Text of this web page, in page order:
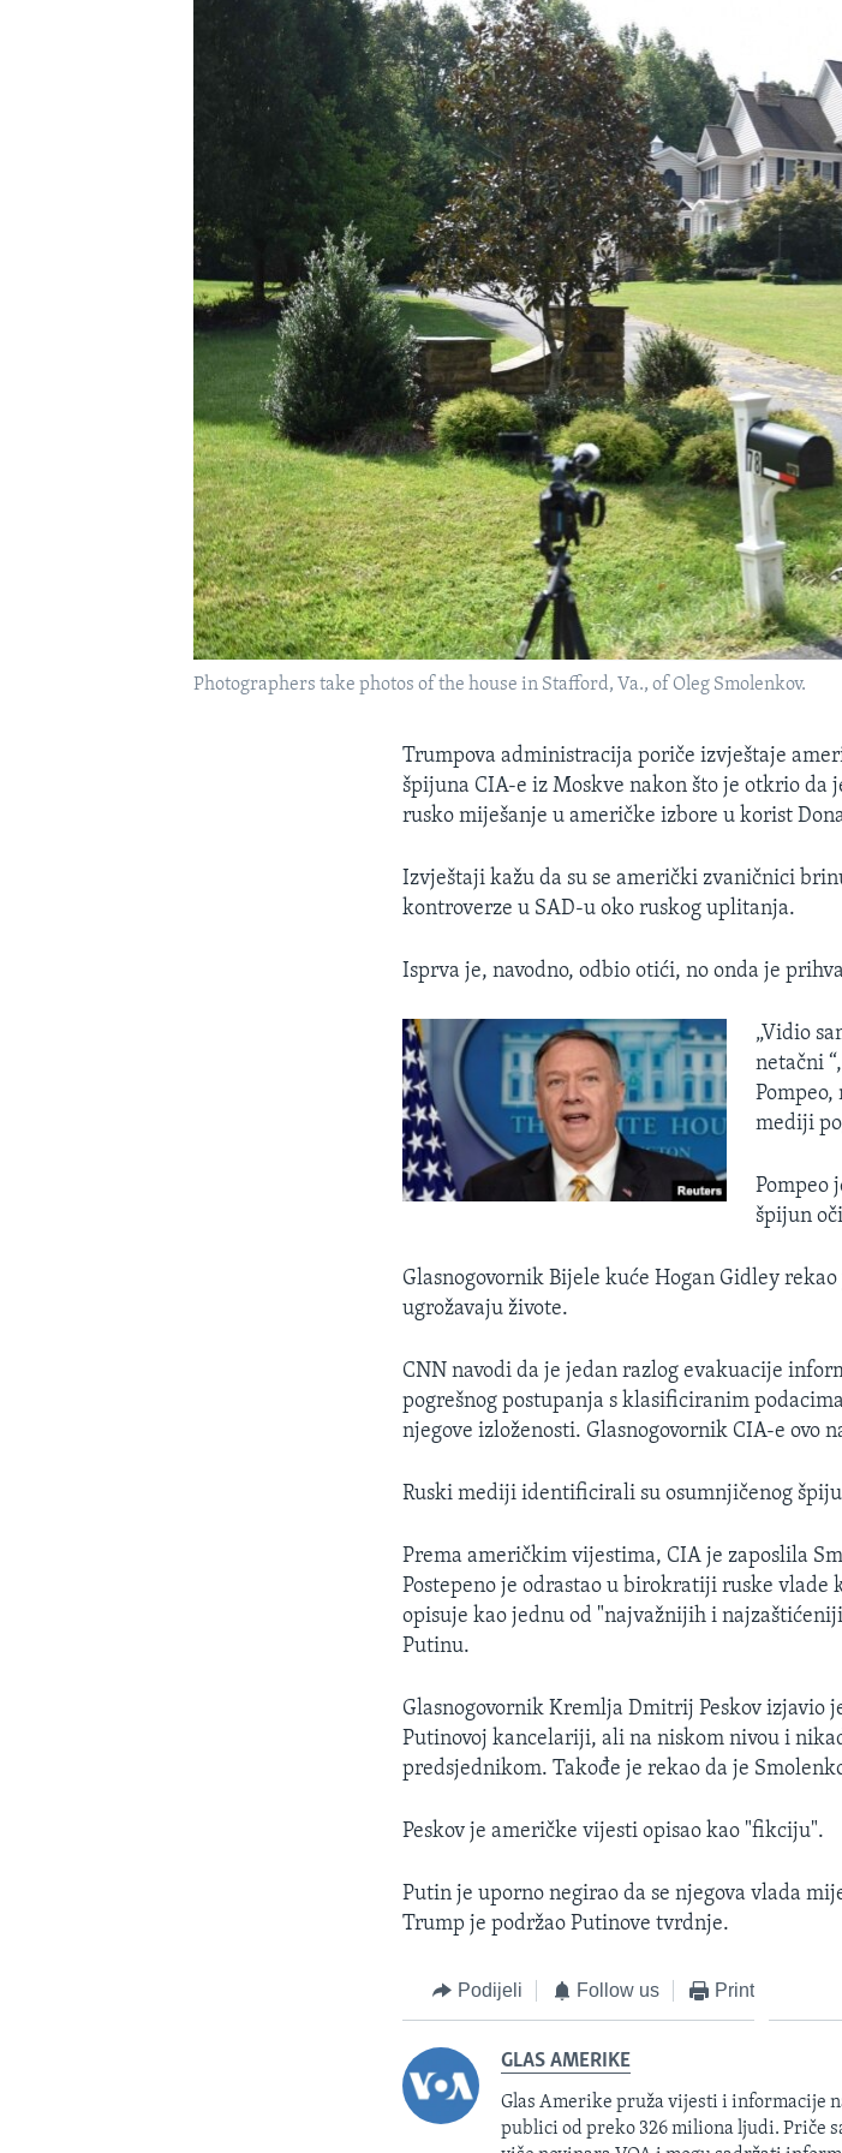
Photographers take photos of the house in Stafford, Va., of Oleg Smolenkov.
Trumpova administracija poriče izvještaje
špijuna CIA-e iz Moskve nakon što je otkrio
rusko miješanje u američke izbore u korist
Izvještaji kažu da su se američki zvaničnici
kontroverze u SAD-u oko ruskog uplitanja.
Isprva je, navodno, odbio otići, no onda je
„Vidio
netačni
Pompeo,
mediji
Pompeo
špijun
Glasnogovornik Bijele kuće Hogan Gidley
ugrožavaju živote.
CNN navodi da je jedan razlog evakuacije
pogrešnog postupanja s klasificiranim
njegove izloženosti. Glasnogovornik CIA-e ovo
Ruski mediji identificirali su osumnjičenog
Prema američkim vijestima, CIA je zaposlila
Postepeno je odrastao u birokratiji ruske vlade
opisuje kao jednu od "najvažnijih i
Putinu.
Glasnogovornik Kremlja Dmitrij Peskov izjavio
Putinovoj kancelariji, ali na niskom nivou i
predsjednikom. Takođe je rekao da je
Peskov je američke vijesti opisao kao "fikciju".
Putin je uporno negirao da se njegova vlada
Trump je podržao Putinove tvrdnje.
Podijeli Follow us Print
GLAS AMERIKE
Glas Amerike pruža vijesti i informacije
publici od preko 326 miliona ljudi. Priče